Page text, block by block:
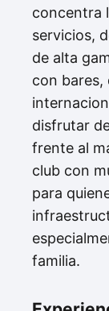
concentra
servicios,
de alta
con
disfrutar
frente al
club con
para
familia.